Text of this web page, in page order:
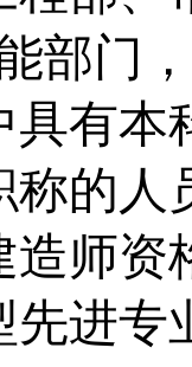
部门，
具有本
称的人
造师资
先进